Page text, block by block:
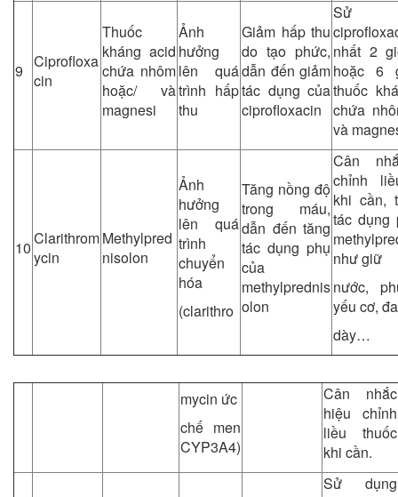
9 Ciprofloxa
cin
Thuốc
kháng acid
chứa nhôm
hoặc/ và
magnesi
Ảnh
hưởng
lên quá
trình hấp
thu
Giảm hấp thu
do tạo phức,
dẫn đến giảm
tác dụng của
ciprofloxacin
Sử
nhất 2
hoặc 6
thuốc
chứa
và
10Clarithrom
ycin
Methylpred
nisolon
Ảnh
hưởng
lên quá
trình
chuyển
hóa
(clarithro
Tăng nồng độ
trong máu,
dẫn đến tăng
tác dụng phụ
của
methylprednis
olon
Cân
chỉnh
khi cần,
tác dụng
như giữ
nước,
yếu cơ,
dày…
mycin ức
chế men
CYP3A4)
Cân nhắc
hiệu chỉnh
liều thuốc
khi cần.
Sử dụng